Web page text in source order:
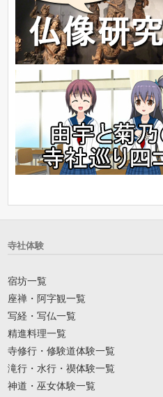
寺社体験
宿坊一覧
座禅・阿字観一覧
写経・写仏一覧
精進料理一覧
寺修行・修験道体験一覧
滝行・水行・禊体験一覧
神道・巫女体験一覧